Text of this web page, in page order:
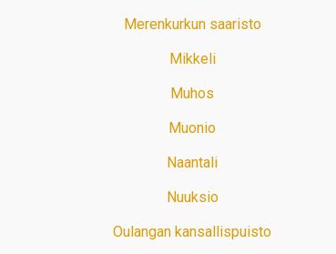
Merenkurkun saaristo
Mikkeli
Muhos
Muonio
Naantali
Nuuksio
Oulangan kansallispuisto